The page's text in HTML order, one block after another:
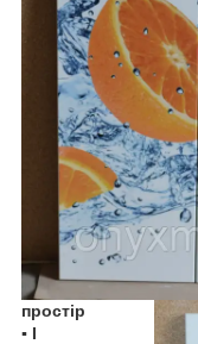
простір
▪ І